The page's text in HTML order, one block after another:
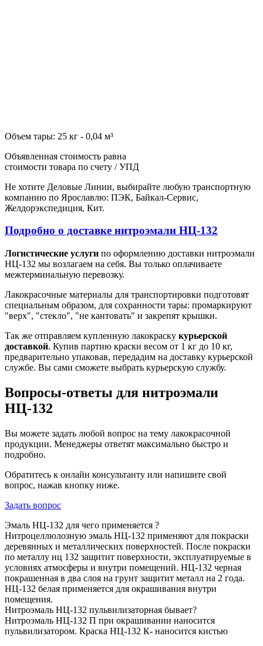
Объем тары: 25 кг - 0,04 м³
Объявленная стоимость равна
стоимости товара по счету / УПД
Не хотите Деловые Линии, выбирайте любую транспортную
компанию по Ярославлю: ПЭК, Байкал-Сервис,
Желдорэкспедиция, Кит.
Подробно о доставке нитроэмали НЦ-132
Логистические услуги по оформлению доставки нитроэмали
НЦ-132 мы возлагаем на себя. Вы только оплачиваете
межтерминальную перевозку.
Лакокрасочные материалы для транспортировки подготовят
специальным образом, для сохранности тары: промаркируют
"верх", "стекло", "не кантовать" и закрепят крышки.
Так же отправляем купленную лакокраску курьерской
доставкой. Купив партию краски весом от 1 кг до 10 кг,
предварительно упаковав, передадим на доставку курьерской
службе. Вы сами сможете выбрать курьерскую службу.
Вопросы-ответы для нитроэмали
НЦ-132
Вы можете задать любой вопрос на тему лакокрасочной
продукции. Менеджеры ответят максимально быстро и
подробно.
Обратитесь к онлайн консультанту или напишите свой
вопрос, нажав кнопку ниже.
Задать вопрос
Эмаль НЦ-132 для чего применяется ?
Нитроцеллюлозную эмаль НЦ-132 применяют для покраски
деревянных и металлических поверхностей. После покраски
по металлу нц 132 защитит поверхности, эксплуатируемые в
условиях атмосферы и внутри помещений. НЦ-132 черная
покрашенная в два слоя на грунт защитит металл на 2 года.
НЦ-132 белая применяется для окрашивания внутри
помещения.
Нитроэмаль НЦ-132 пульвилизаторная бывает?
Нитроэмаль НЦ-132 П при окрашивании наносится
пульвилизатором. Краска НЦ-132 К- наносится кистью